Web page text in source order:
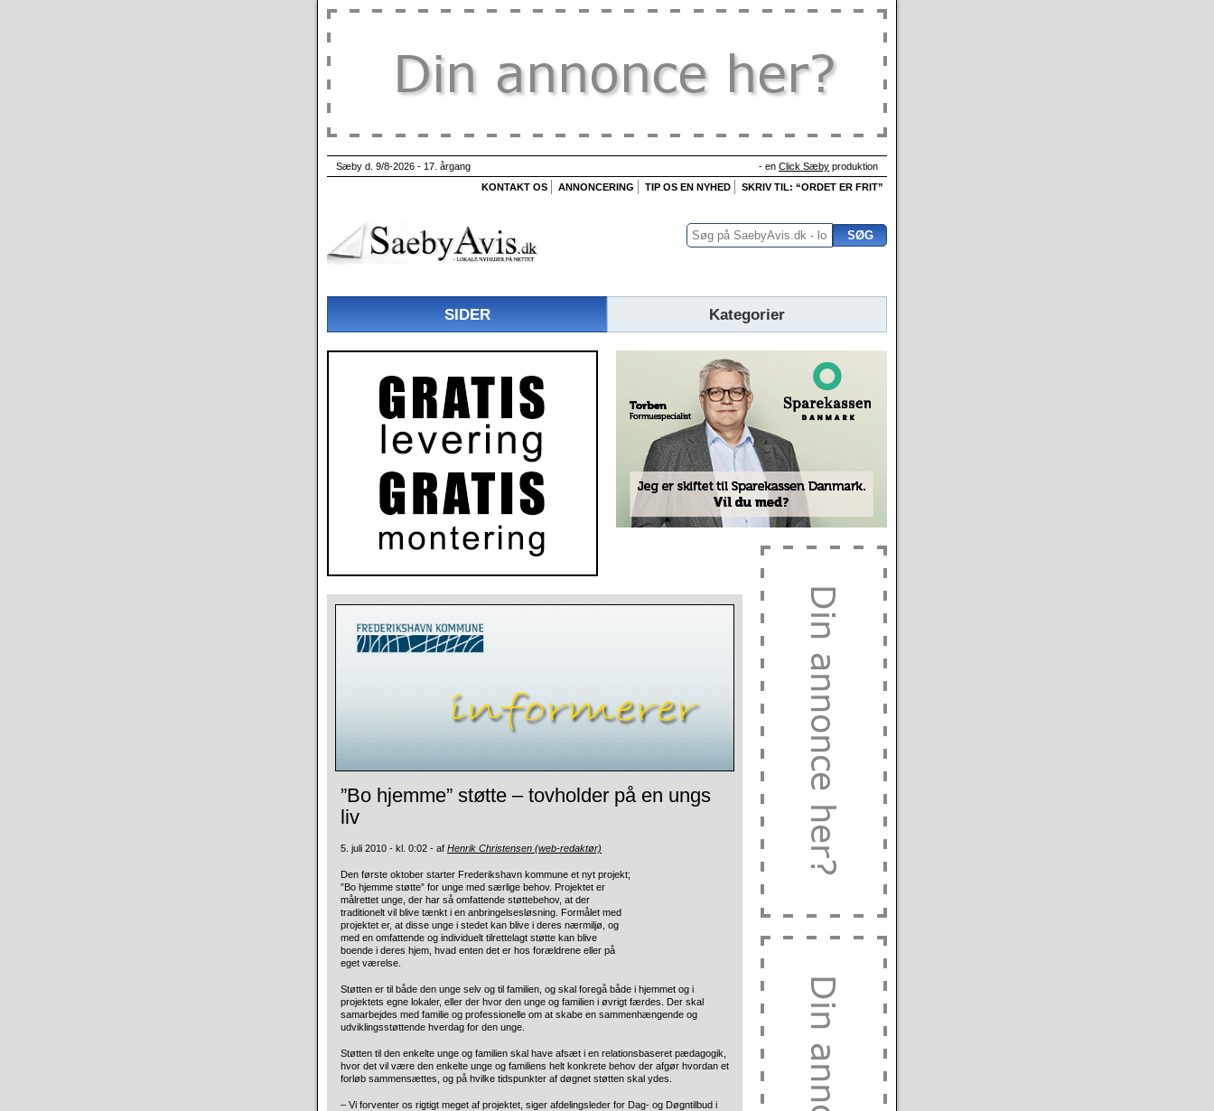
Sæby d. 9/8-2026 - 17. årgang - en Click Sæby produktion
KONTAKT OS
ANNONCERING TIP OS EN NYHED SKRIV TIL: “ORDET ER FRIT”
SIDER Kategorier
”Bo hjemme” støtte – tovholder på en ungs
liv
5. juli 2010 - kl. 0:02 - af Henrik Christensen (web-redaktør)
Den første oktober starter Frederikshavn kommune et nyt projekt;
”Bo hjemme støtte” for unge med særlige behov. Projektet er
målrettet unge, der har så omfattende støttebehov, at der
traditionelt vil blive tænkt i en anbringelsesløsning. Formålet med
projektet er, at disse unge i stedet kan blive i deres nærmiljø, og
med en omfattende og individuelt tilrettelagt støtte kan blive
boende i deres hjem, hvad enten det er hos forældrene eller på
eget værelse.
Støtten er til både den unge selv og til familien, og skal foregå både i hjemmet og i
projektets egne lokaler, eller der hvor den unge og familien i øvrigt færdes. Der skal
samarbejdes med familie og professionelle om at skabe en sammenhængende og
udviklingsstøttende hverdag for den unge.
Støtten til den enkelte unge og familien skal have afsæt i en relationsbaseret pædagogik,
hvor det vil være den enkelte unge og familiens helt konkrete behov der afgør hvordan et
forløb sammensættes, og på hvilke tidspunkter af døgnet støtten skal ydes.
– Vi forventer os rigtigt meget af projektet, siger afdelingsleder for Dag- og Døgntilbud i